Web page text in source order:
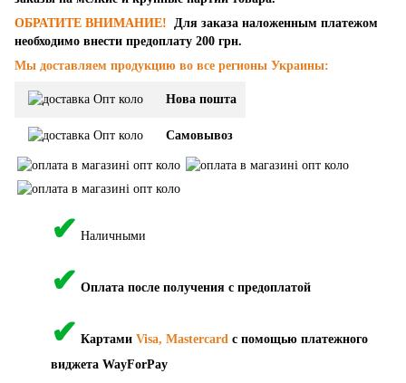
ОБРАТИТЕ ВНИМАНИЕ!
Для заказа наложенным платежом
необходимо внести предоплату 200 грн.
Мы доставляем продукцию во все регионы Украины:
Нова пошта
Самовывоз
✔ Наличными
✔ Оплата после получения с предоплатой
✔ Картами Visa, Mastercard с помощью платежного
виджета WayForPay